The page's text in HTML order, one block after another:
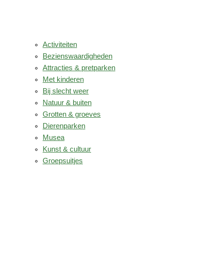
Activiteiten
Bezienswaardigheden
Attracties & pretparken
Met kinderen
Bij slecht weer
Natuur & buiten
Grotten & groeves
Dierenparken
Musea
Kunst & cultuur
Groepsuitjes